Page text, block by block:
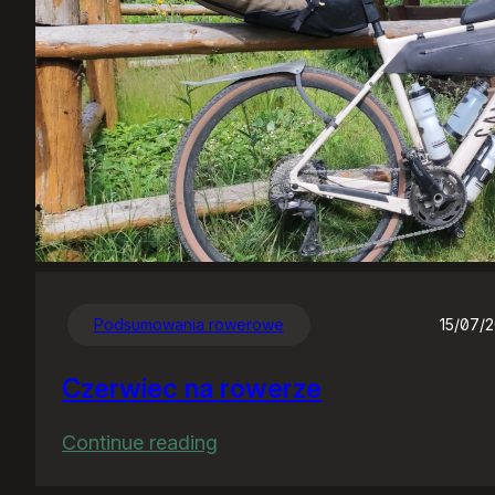
Podsumowania rowerowe 15/07/
Czerwiec na rowerze
Continue reading